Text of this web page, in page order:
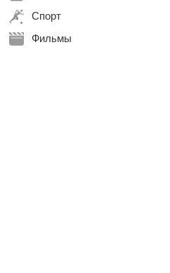
Спорт
Фильмы